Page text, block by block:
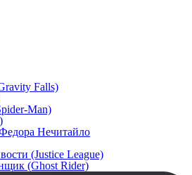
Falls)
Man)
Нечитайло
(Justice League)
(Ghost Rider)